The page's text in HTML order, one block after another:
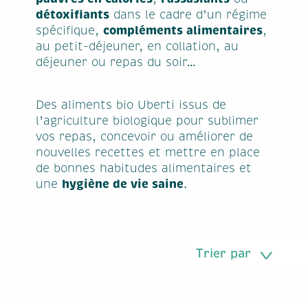
détoxifiants dans le cadre d’un régime
spécifique,compléments alimentaires,
au petit-déjeuner, en collation, au
déjeuner ou repas du soir…
Des aliments bio Uberti issus de
l’agriculture biologique pour sublimer
vos repas, concevoir ou améliorer de
nouvelles recettes et mettre en place
de bonnes habitudes alimentaires et
une hygiène de vie saine.